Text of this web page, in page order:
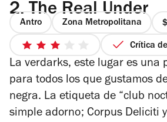
2. The Real Under
Antro Zona Metropolitana
1
4
3
de
5
estrellas
Crítica
La verdarks, este lugar es una
para todos los que gustamos
negra. La etiqueta de “club
simple adorno; Corpus Deliciti